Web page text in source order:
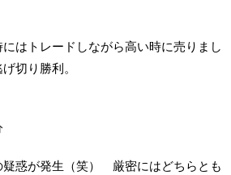
はトレードしながら高い時に売りまし
切り勝利。
疑惑が発生（笑） 厳密にはどちらとも